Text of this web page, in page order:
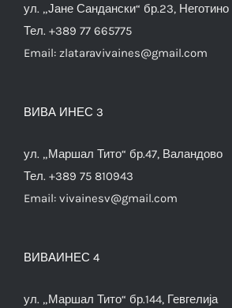
ул. „Јане Сандански“ бр.23, Неготино
Тел. +389 77 665775
Email: zlataravivaines@gmail.com
ВИВА ИНЕС 3
ул. „Маршал Тито“ бр.47, Валандово
Тел. +389 75 810943
Email: vivainesv@gmail.com
ВИВАИНЕС 4
ул. „Маршал Тито“ бр.144, Гевгелија